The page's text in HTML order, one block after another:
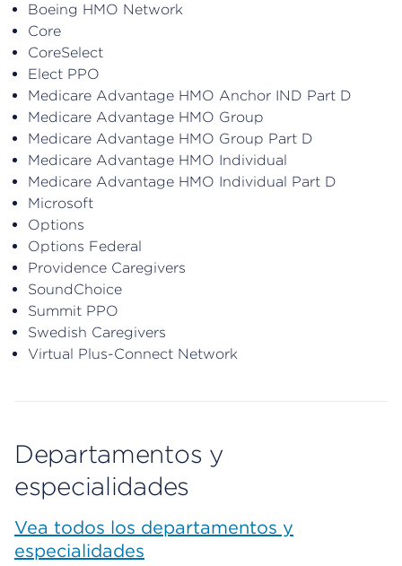
Boeing HMO Network
Core
CoreSelect
Elect PPO
Medicare Advantage HMO Anchor IND Part D
Medicare Advantage HMO Group
Medicare Advantage HMO Group Part D
Medicare Advantage HMO Individual
Medicare Advantage HMO Individual Part D
Microsoft
Options
Options Federal
Providence Caregivers
SoundChoice
Summit PPO
Swedish Caregivers
Virtual Plus-Connect Network
Departamentos y
especialidades
Vea todos los departamentos y
especialidades